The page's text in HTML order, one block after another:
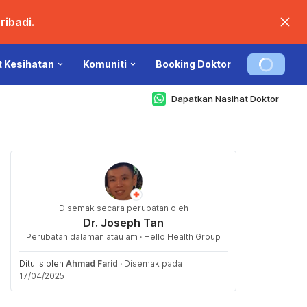
Kesihatan Komuniti Booking Doktor
Dapatkan Nasihat Doktor
Disemak secara perubatan oleh
Dr. Joseph Tan
Perubatan dalaman atau am · Hello Health Group
Ditulis oleh Ahmad Farid · Disemak pada
17/04/2025